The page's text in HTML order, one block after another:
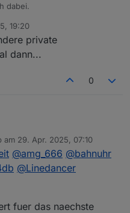
dabei.
19:20
private
dann...
0
am 29. Apr. 2025, 07:10
von
@amg_666 @bahnuhr
@Linedancer
fuer das naechste